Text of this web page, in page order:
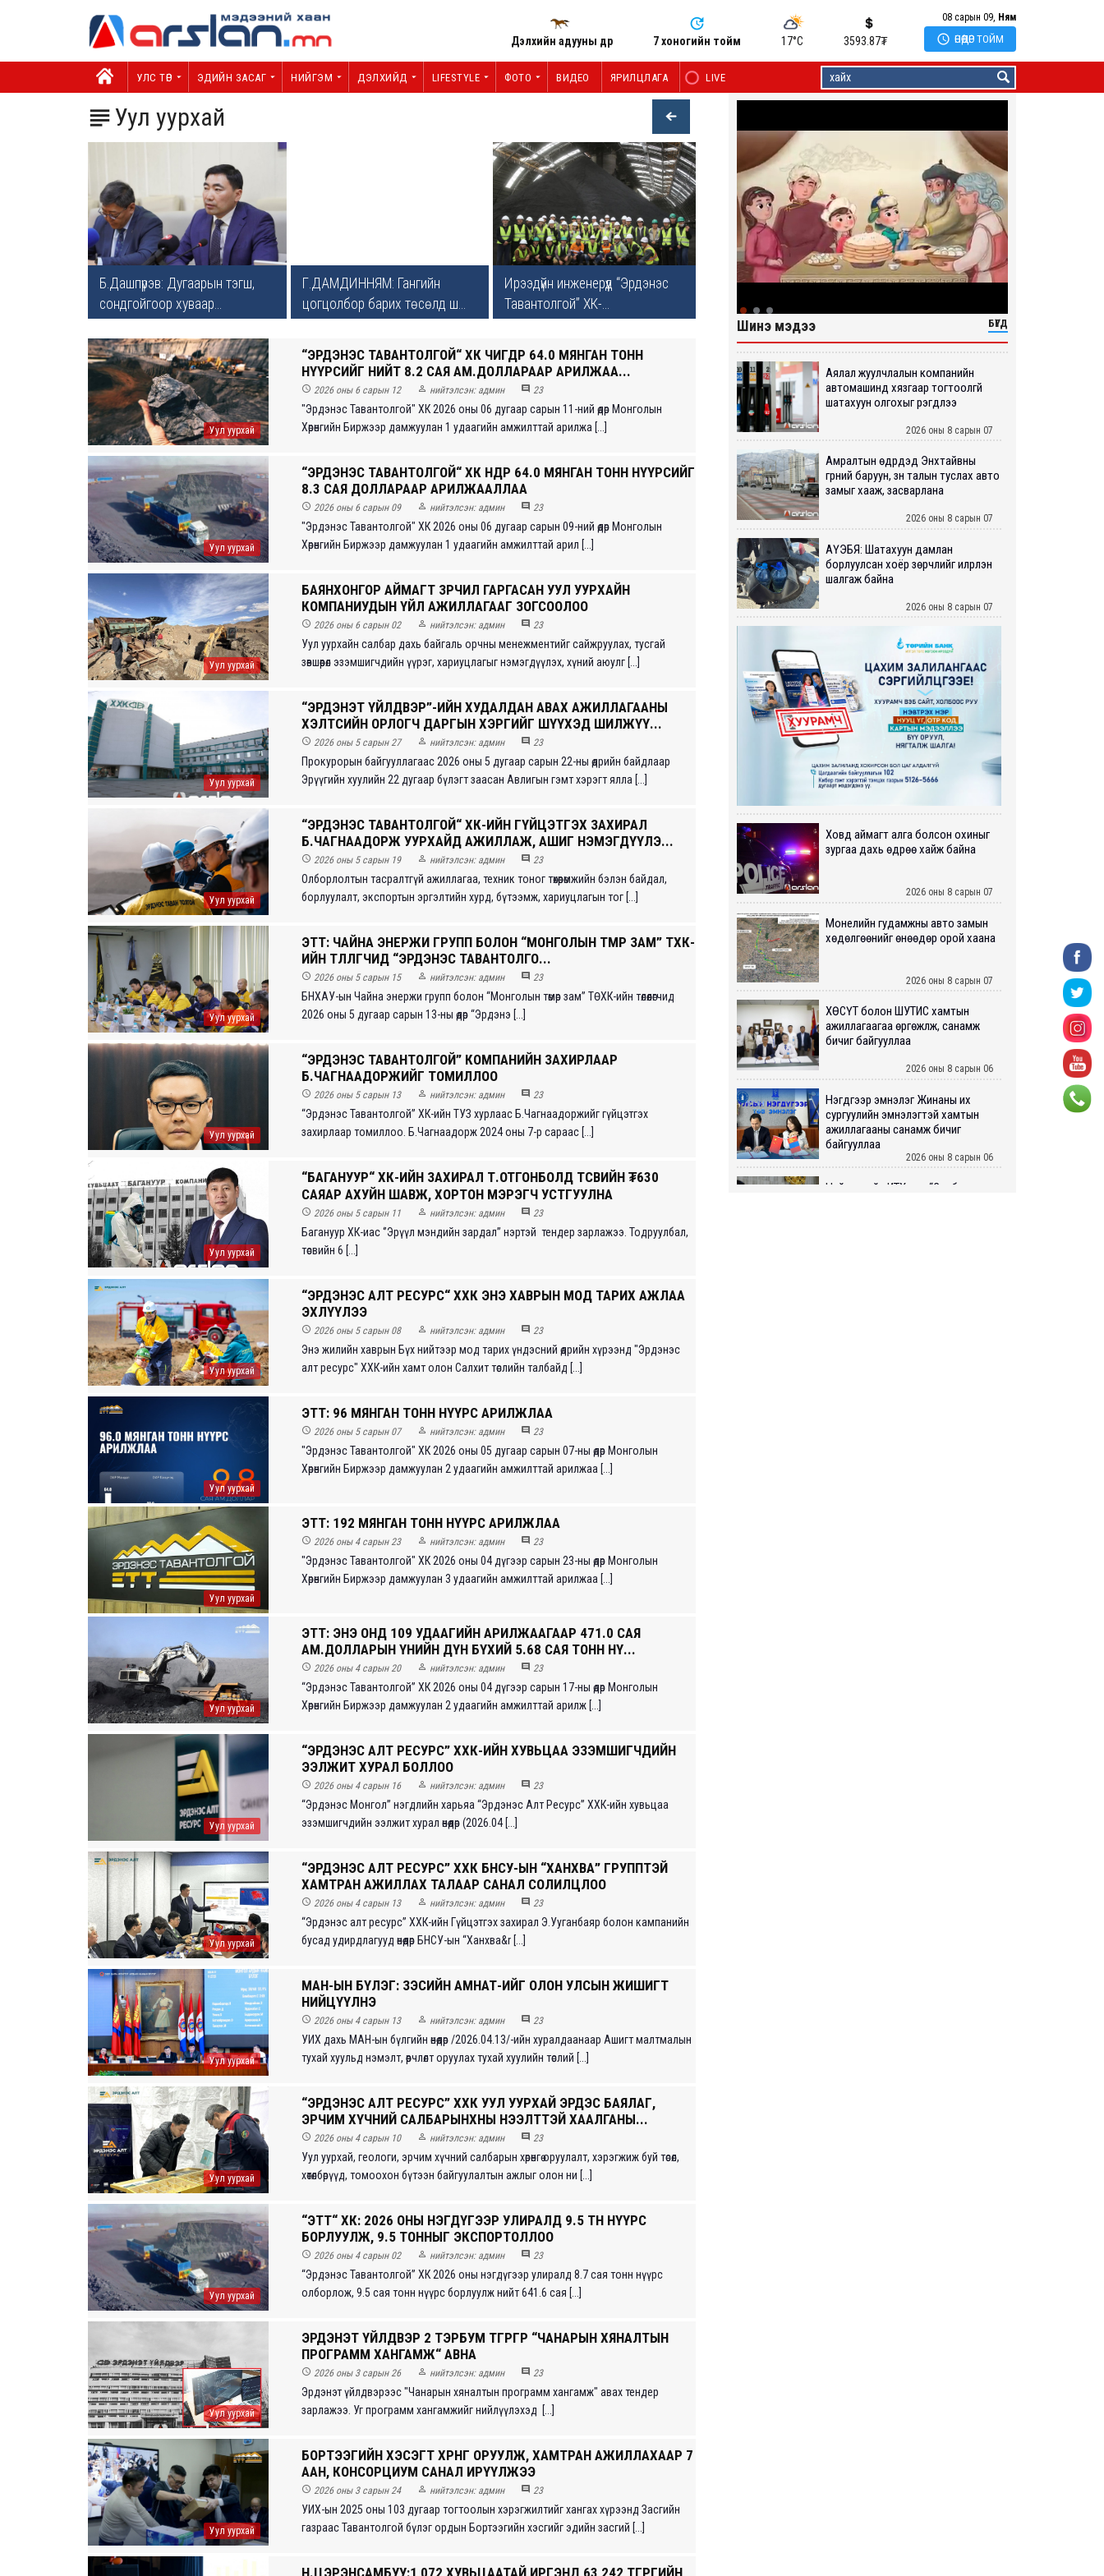
Дэлхийн адууны өдөр 7 хоногийн тойм 17°C 3593.87₮
08 сарын 09, Ням
 ӨНӨӨДӨР ТОЙМ
УЛС ТӨР ЭДИЙН ЗАСАГ НИЙГЭМ ДЭЛХИЙД LIFESTYLE ФОТО ВИДЕО ЯРИЛЦЛАГА LIVE
Уул уурхай
Б.Дашпүрэв: Дугаарын тэгш,
сондгойгоор хуваар...
Г.ДАМДИННЯМ: Гангийн
цогцолбор барих төсөлд ш...
Ирээдүйн инженерүүд “Эрдэнэс
Тавантолгой” ХК-...
Уул уурхай
“ЭРДЭНЭС ТАВАНТОЛГОЙ“ ХК ӨЧИГДӨР 64.0 МЯНГАН ТОНН
НҮҮРСИЙГ НИЙТ 8.2 САЯ АМ.ДОЛЛАРААР АРИЛЖАА...
 2026 оны 6 сарын 12  нийтэлсэн: админ  23
"Эрдэнэс Тавантолгой" ХК 2026 оны 06 дугаар сарын 11-ний өдөр Монголын
Хөрөнгийн Биржээр дамжуулан 1 удаагийн амжилттай арилжа [...]
Уул уурхай
“ЭРДЭНЭС ТАВАНТОЛГОЙ“ ХК ӨНӨӨДӨР 64.0 МЯНГАН ТОНН НҮҮРСИЙГ
8.3 САЯ ДОЛЛАРААР АРИЛЖААЛЛАА
 2026 оны 6 сарын 09  нийтэлсэн: админ  23
"Эрдэнэс Тавантолгой" ХК 2026 оны 06 дугаар сарын 09-ний өдөр Монголын
Хөрөнгийн Биржээр дамжуулан 1 удаагийн амжилттай арил [...]
Уул уурхай
БАЯНХОНГОР АЙМАГТ ЗӨРЧИЛ ГАРГАСАН УУЛ УУРХАЙН
КОМПАНИУДЫН ҮЙЛ АЖИЛЛАГААГ ЗОГСООЛОО
 2026 оны 6 сарын 02  нийтэлсэн: админ  23
Уул уурхайн салбар дахь байгаль орчны менежментийг сайжруулах, тусгай
зөвшөөрөл эзэмшигчдийн үүрэг, хариуцлагыг нэмэгдүүлэх, хүний аюулг [...]
Уул уурхай
“ЭРДЭНЭТ ҮЙЛДВЭР”-ИЙН ХУДАЛДАН АВАХ АЖИЛЛАГААНЫ
ХЭЛТСИЙН ОРЛОГЧ ДАРГЫН ХЭРГИЙГ ШҮҮХЭД ШИЛЖҮҮ...
 2026 оны 5 сарын 27  нийтэлсэн: админ  23
Прокурорын байгууллагаас 2026 оны 5 дугаар сарын 22-ны өдрийн байдлаар
Эрүүгийн хуулийн 22 дугаар бүлэгт заасан Авлигын гэмт хэрэгт ялла [...]
Уул уурхай
“ЭРДЭНЭС ТАВАНТОЛГОЙ“ ХК-ИЙН ГҮЙЦЭТГЭХ ЗАХИРАЛ
Б.ЧАГНААДОРЖ УУРХАЙД АЖИЛЛАЖ, АШИГ НЭМЭГДҮҮЛЭ...
 2026 оны 5 сарын 19  нийтэлсэн: админ  23
Олборлолтын тасралтгүй ажиллагаа, техник тоног төхөөрөмжийн бэлэн байдал,
борлуулалт, экспортын эргэлтийн хурд, бүтээмж, хариуцлагын тог [...]
Уул уурхай
ЭТТ: ЧАЙНА ЭНЕРЖИ ГРУПП БОЛОН “МОНГОЛЫН ТӨМӨР ЗАМ” ТӨХК-
ИЙН ТӨЛӨӨЛӨГЧИД “ЭРДЭНЭС ТАВАНТОЛГО...
 2026 оны 5 сарын 15  нийтэлсэн: админ  23
БНХАУ-ын Чайна энержи групп болон “Монголын төмөр зам” ТӨХК-ийн төлөөлөгчид
2026 оны 5 дугаар сарын 13-ны өдөр “Эрдэнэ [...]
Уул уурхай
“ЭРДЭНЭС ТАВАНТОЛГОЙ” КОМПАНИЙН ЗАХИРЛААР
Б.ЧАГНААДОРЖИЙГ ТОМИЛЛОО
 2026 оны 5 сарын 13  нийтэлсэн: админ  23
“Эрдэнэс Тавантолгой” ХК-ийн ТУЗ хурлаас Б.Чагнаадоржийг гүйцэтгэх
захирлаар томиллоо. Б.Чагнаадорж 2024 оны 7-р сараас [...]
Уул уурхай
“БАГАНУУР“ ХК-ИЙН ЗАХИРАЛ Т.ОТГОНБОЛД ТӨСВИЙН ₮630
САЯАР АХУЙН ШАВЖ, ХОРТОН МЭРЭГЧ УСТГУУЛНА
 2026 оны 5 сарын 11  нийтэлсэн: админ  23
Багануур ХК-иас ‘’Эрүүл мэндийн зардал’’ нэртэй тендер зарлажээ. Тодруулбал,
төсвийн 6 [...]
Уул уурхай
“ЭРДЭНЭС АЛТ РЕСУРС“ ХХК ЭНЭ ХАВРЫН МОД ТАРИХ АЖЛАА
ЭХЛҮҮЛЭЭ
 2026 оны 5 сарын 08  нийтэлсэн: админ  23
Энэ жилийн хаврын Бүх нийтээр мод тарих үндэсний өдрийн хүрээнд "Эрдэнэс
алт ресурс" ХХК-ийн хамт олон Салхит төслийн талбайд [...]
Уул уурхай
ЭТТ: 96 МЯНГАН ТОНН НҮҮРС АРИЛЖЛАА
 2026 оны 5 сарын 07  нийтэлсэн: админ  23
"Эрдэнэс Тавантолгой" ХК 2026 оны 05 дугаар сарын 07-ны өдөр Монголын
Хөрөнгийн Биржээр дамжуулан 2 удаагийн амжилттай арилжаа [...]
Уул уурхай
ЭТТ: 192 МЯНГАН ТОНН НҮҮРС АРИЛЖЛАА
 2026 оны 4 сарын 23  нийтэлсэн: админ  23
"Эрдэнэс Тавантолгой" ХК 2026 оны 04 дүгээр сарын 23-ны өдөр Монголын
Хөрөнгийн Биржээр дамжуулан 3 удаагийн амжилттай арилжаа [...]
Уул уурхай
ЭТТ: ЭНЭ ОНД 109 УДААГИЙН АРИЛЖААГААР 471.0 САЯ
АМ.ДОЛЛАРЫН ҮНИЙН ДҮН БҮХИЙ 5.68 САЯ ТОНН НҮ...
 2026 оны 4 сарын 20  нийтэлсэн: админ  23
“Эрдэнэс Тавантолгой” ХК 2026 оны 04 дүгээр сарын 17-ны өдөр Монголын
Хөрөнгийн Биржээр дамжуулан 2 удаагийн амжилттай арилж [...]
Уул уурхай
“ЭРДЭНЭС АЛТ РЕСУРС” ХХК-ИЙН ХУВЬЦАА ЭЗЭМШИГЧДИЙН
ЭЭЛЖИТ ХУРАЛ БОЛЛОО
 2026 оны 4 сарын 16  нийтэлсэн: админ  23
“Эрдэнэc Монгол” нэгдлийн харьяа “Эрдэнэс Алт Ресурс” ХХК-ийн хувьцаа
эзэмшигчдийн ээлжит хурал өнөөдөр (2026.04 [...]
Уул уурхай
“ЭРДЭНЭС АЛТ РЕСУРС” ХХК БНСУ-ЫН “ХАНХВА” ГРУППТЭЙ
ХАМТРАН АЖИЛЛАХ ТАЛААР САНАЛ СОЛИЛЦЛОО
 2026 оны 4 сарын 13  нийтэлсэн: админ  23
“Эрдэнэс алт ресурс” ХХК-ийн Гүйцэтгэх захирал Э.Ууганбаяр болон кампанийн
бусад удирдлагууд өнөөдөр БНСУ-ын “Ханхва&r [...]
Уул уурхай
МАН-ЫН БҮЛЭГ: ЗЭСИЙН АМНАТ-ИЙГ ОЛОН УЛСЫН ЖИШИГТ
НИЙЦҮҮЛНЭ
 2026 оны 4 сарын 13  нийтэлсэн: админ  23
УИХ дахь МАН-ын бүлгийн өнөөдөр /2026.04.13/-ийн хуралдаанаар Ашигт малтмалын
тухай хуульд нэмэлт, өөрчлөлт оруулах тухай хуулийн төслий [...]
Уул уурхай
“ЭРДЭНЭС АЛТ РЕСУРС” ХХК УУЛ УУРХАЙ ЭРДЭС БАЯЛАГ,
ЭРЧИМ ХҮЧНИЙ САЛБАРЫНХНЫ НЭЭЛТТЭЙ ХААЛГАНЫ...
 2026 оны 4 сарын 10  нийтэлсэн: админ  23
Уул уурхай, геологи, эрчим хүчний салбарын хөрөнгө оруулалт, хэрэгжиж буй төсөл,
хөтөлбөрүүд, томоохон бүтээн байгуулалтын ажлыг олон ни [...]
Уул уурхай
“ЭТТ“ ХК: 2026 ОНЫ НЭГДҮГЭЭР УЛИРАЛД 9.5 ТН НҮҮРС
БОРЛУУЛЖ, 9.5 ТОННЫГ ЭКСПОРТОЛЛОО
 2026 оны 4 сарын 02  нийтэлсэн: админ  23
“Эрдэнэс Тавантолгой” ХК 2026 оны нэгдүгээр улиралд 8.7 сая тонн нүүрс
олборлож, 9.5 сая тонн нүүрс борлуулж нийт 641.6 сая [...]
Уул уурхай
ЭРДЭНЭТ ҮЙЛДВЭР 2 ТЭРБУМ ТӨГРӨГӨӨР “ЧАНАРЫН ХЯНАЛТЫН
ПРОГРАММ ХАНГАМЖ“ АВНА
 2026 оны 3 сарын 26  нийтэлсэн: админ  23
Эрдэнэт үйлдвэрээс "Чанарын хяналтын программ хангамж" авах тендер
зарлажээ. Уг программ хангамжийг нийлүүлэхэд [...]
Уул уурхай
БОРТЭЭГИЙН ХЭСЭГТ ХӨРӨНГӨ ОРУУЛЖ, ХАМТРАН АЖИЛЛАХААР 7
ААН, КОНСОРЦИУМ САНАЛ ИРҮҮЛЖЭЭ
 2026 оны 3 сарын 24  нийтэлсэн: админ  23
УИХ-ын 2025 оны 103 дугаар тогтоолын хэрэгжилтийг хангах хүрээнд Засгийн
газраас Тавантолгой бүлэг ордын Бортээгийн хэсгийг эдийн засгий [...]
Н.ЦЭРЭНСАМБУУ:1,072 ХУВЬЦААТАЙ ИРГЭНД 63,242 ТӨГРӨГИЙН
Шинэ мэдээ БҮГД
Аялал жуулчлалын компанийн
автомашинд хязгаар тогтоолгүй
шатахуун олгохыг үүрэгдлээ
2026 оны 8 сарын 07
Амралтын өдрүүдэд Энхтайвны
гүүрний баруун, зүүн талын туслах авто
замыг хааж, засварлана
2026 оны 8 сарын 07
АҮЭБЯ: Шатахуун дамлан
борлуулсан хоёр зөрчлийг илрүүлэн
шалгаж байна
2026 оны 8 сарын 07
Ховд аймагт алга болсон охиныг
зургаа дахь өдрөө хайж байна
2026 оны 8 сарын 07
Монелийн гудамжны авто замын
хөдөлгөөнийг өнөөдөр орой хаана
2026 оны 8 сарын 07
ХӨСҮТ болон ШУТИС хамтын
ажиллагаагаа өргөжүүлж, санамж
бичиг байгууллаа
2026 оны 8 сарын 06
Нэгдүгээр эмнэлэг Жинаны их
сургуулийн эмнэлэгтэй хамтын
ажиллагааны санамж бичиг
байгууллаа
2026 оны 8 сарын 06
Нийслэлийн ИТХ-аар “Сэлбэ